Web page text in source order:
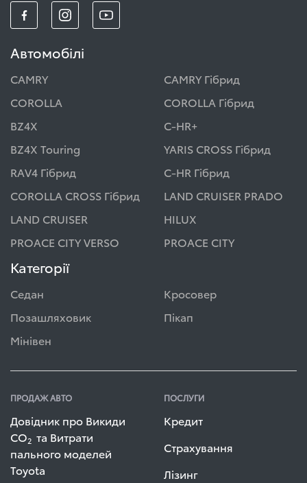
Автомобілі
CAMRY
CAMRY Гібрид
COROLLA
COROLLA Гібрид
BZ4X
C-HR+
BZ4X Touring
YARIS CROSS Гібрид
RAV4 Гібрид
C-HR Гібрид
COROLLA CROSS Гібрид
LAND CRUISER PRADO
LAND CRUISER
HILUX
PROACE CITY VERSO
PROACE CITY
Категорії
Седан
Кросовер
Позашляховик
Пікап
Мінівен
ПРОДАЖ АВТО
Довідник про Викиди
СО2 та Витрати
пального моделей
Toyota
ПОСЛУГИ
Кредит
Страхування
Лізинг